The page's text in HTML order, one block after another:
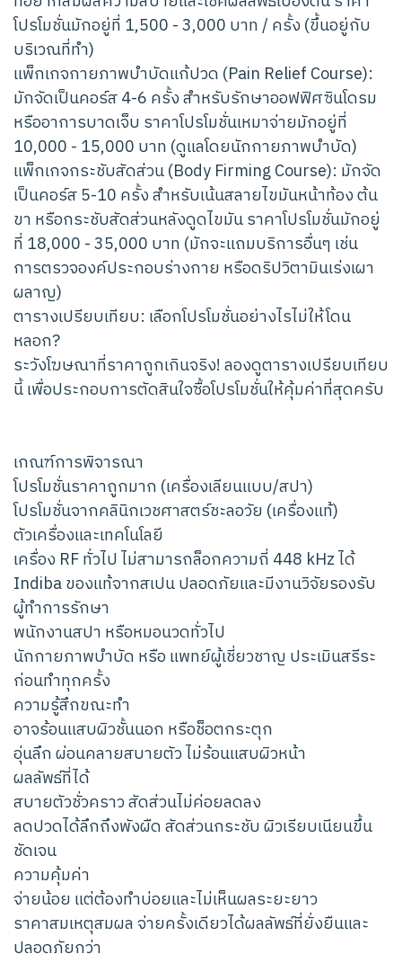
โปรโมชั่นมักอยู่ที่ 1,500 - 3,000 บาท / ครั้ง (ขึ้นอยู่กับ
บริเวณที่ทำ)
แพ็กเกจกายภาพบำบัดแก้ปวด (Pain Relief Course):
มักจัดเป็นคอร์ส 4-6 ครั้ง สำหรับรักษาออฟฟิศซินโดรม
หรืออาการบาดเจ็บ ราคาโปรโมชั่นเหมาจ่ายมักอยู่ที่
10,000 - 15,000 บาท (ดูแลโดยนักกายภาพบำบัด)
แพ็กเกจกระชับสัดส่วน (Body Firming Course): มักจัด
เป็นคอร์ส 5-10 ครั้ง สำหรับเน้นสลายไขมันหน้าท้อง ต้น
ขา หรือกระชับสัดส่วนหลังดูดไขมัน ราคาโปรโมชั่นมักอยู่
ที่ 18,000 - 35,000 บาท (มักจะแถมบริการอื่นๆ เช่น
การตรวจองค์ประกอบร่างกาย หรือดริปวิตามินเร่งเผา
ผลาญ)
ตารางเปรียบเทียบ: เลือกโปรโมชั่นอย่างไรไม่ให้โดน
หลอก?
ระวังโฆษณาที่ราคาถูกเกินจริง! ลองดูตารางเปรียบเทียบ
นี้ เพื่อประกอบการตัดสินใจซื้อโปรโมชั่นให้คุ้มค่าที่สุดครับ
เกณฑ์การพิจารณา
โปรโมชั่นราคาถูกมาก (เครื่องเลียนแบบ/สปา)
โปรโมชั่นจากคลินิกเวชศาสตร์ชะลอวัย (เครื่องแท้)
ตัวเครื่องและเทคโนโลยี
เครื่อง RF ทั่วไป ไม่สามารถล็อกความถี่ 448 kHz ได้
Indiba ของแท้จากสเปน ปลอดภัยและมีงานวิจัยรองรับ
ผู้ทำการรักษา
พนักงานสปา หรือหมอนวดทั่วไป
นักกายภาพบำบัด หรือ แพทย์ผู้เชี่ยวชาญ ประเมินสรีระ
ก่อนทำทุกครั้ง
ความรู้สึกขณะทำ
อาจร้อนแสบผิวชั้นนอก หรือช็อตกระตุก
อุ่นลึก ผ่อนคลายสบายตัว ไม่ร้อนแสบผิวหน้า
ผลลัพธ์ที่ได้
สบายตัวชั่วคราว สัดส่วนไม่ค่อยลดลง
ลดปวดได้ลึกถึงพังผืด สัดส่วนกระชับ ผิวเรียบเนียนขึ้น
ชัดเจน
ความคุ้มค่า
จ่ายน้อย แต่ต้องทำบ่อยและไม่เห็นผลระยะยาว
ราคาสมเหตุสมผล จ่ายครั้งเดียวได้ผลลัพธ์ที่ยั่งยืนและ
ปลอดภัยกว่า